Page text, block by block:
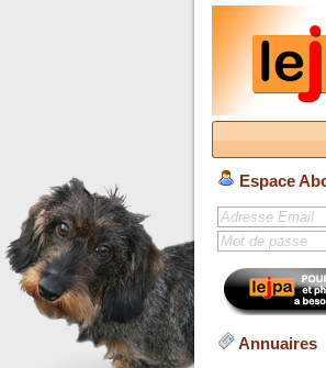
Espace
Annuaires